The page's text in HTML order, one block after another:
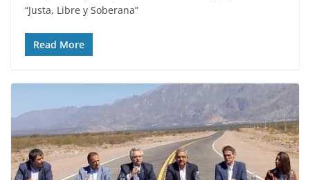
“Justa, Libre y Soberana”
Read More